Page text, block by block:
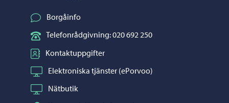
Borgåinfo
Telefonrådgivning: 020 692 250
Kontaktuppgifter
Elektroniska tjänster (ePorvoo)
Nätbutik